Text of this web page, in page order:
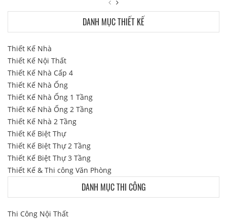
DANH MỤC THIẾT KẾ
Thiết Kế Nhà
Thiết Kế Nội Thất
Thiết Kế Nhà Cấp 4
Thiết Kế Nhà Ống
Thiết Kế Nhà Ống 1 Tầng
Thiết Kế Nhà Ống 2 Tầng
Thiết Kế Nhà 2 Tầng
Thiết Kế Biệt Thự
Thiết Kế Biệt Thự 2 Tầng
Thiết Kế Biệt Thự 3 Tầng
Thiết Kế & Thi công Văn Phòng
DANH MỤC THI CÔNG
Thi Công Nội Thất